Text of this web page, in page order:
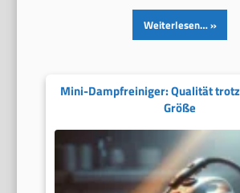
Weiterlesen…
Mini-Dampfreiniger: Qualität
Größe